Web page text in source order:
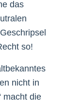
das
so!
nicht in
macht die